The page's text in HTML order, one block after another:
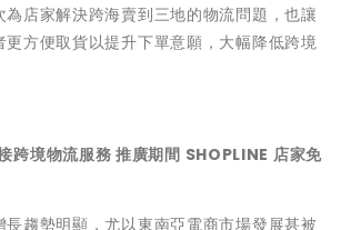
為店家解決跨海賣到三地的物流問題，也讓
方便取貨以提升下單意願，大幅降低跨境
跨境物流服務 推廣期間 SHOPLINE 店家免
趨勢明顯，尤以東南亞電商市場發展甚被